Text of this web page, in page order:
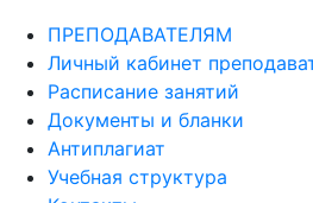
ПРЕПОДАВАТЕЛЯМ
Личный кабинет
Расписание занятий
Документы и бланки
Антиплагиат
Учебная структура